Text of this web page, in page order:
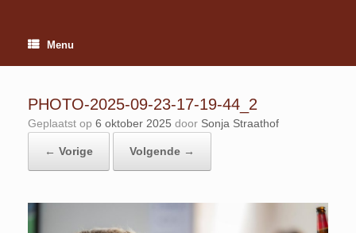
Menu
PHOTO-2025-09-23-17-19-44_2
Geplaatst op 6 oktober 2025 door Sonja Straathof
← Vorige Volgende →